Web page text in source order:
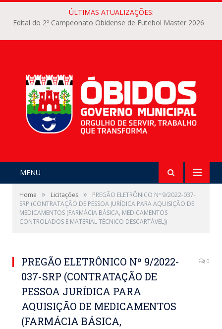
ÚLTIMAS ATUALIZAÇÕES:
Edital do 2º Campeonato Obidense de Futebol Master 2026
MENU
Home » Licitações »
PREGÃO ELETRÔNICO Nº 9/2022-037-
SRP (CONTRATAÇÃO DE PESSOA JURÍDICA PARA AQUISIÇÃO DE
MEDICAMENTOS (FARMÁCIA BÁSICA, MEDICAMENTOS
CONTROLADOS E MATERIAL TÉCNICO DESCARTÁVEL))
PREGÃO ELETRÔNICO Nº 9/2022-
037-SRP (CONTRATAÇÃO DE
PESSOA JURÍDICA PARA
AQUISIÇÃO DE MEDICAMENTOS
(FARMÁCIA BÁSICA,
0